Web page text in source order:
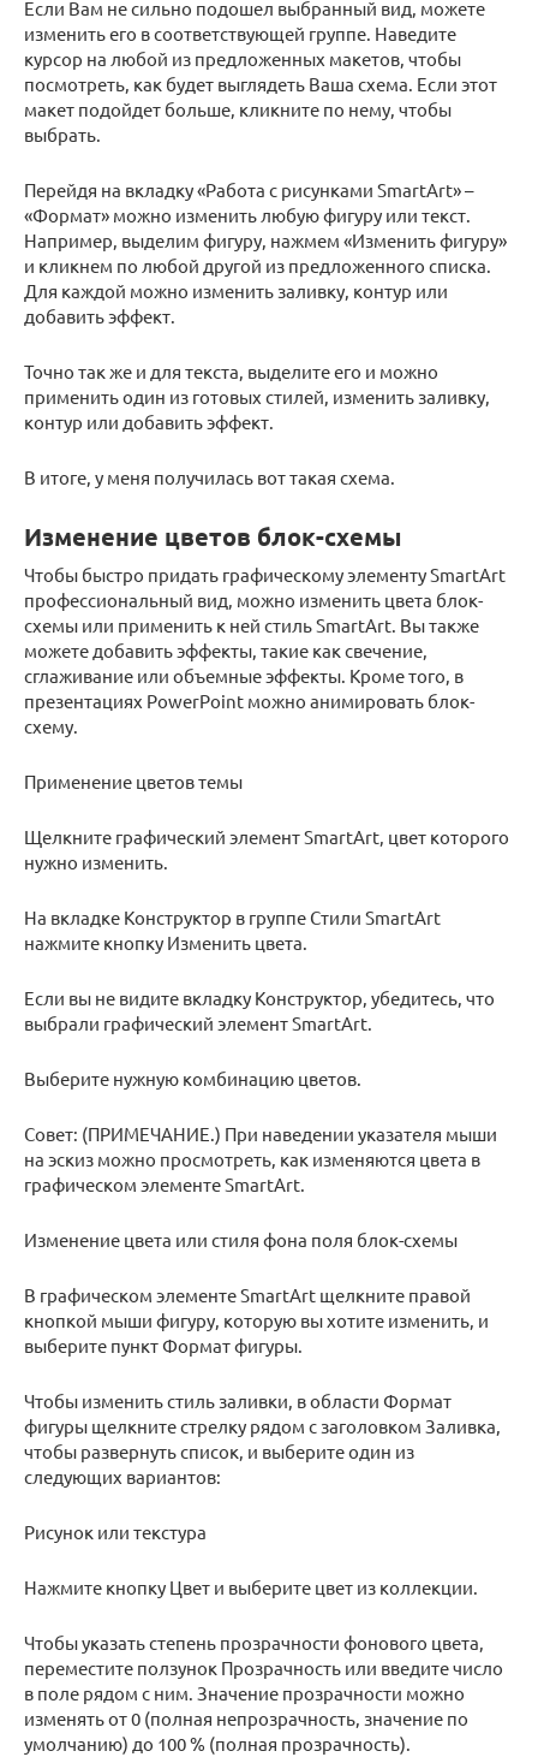
Если Вам не сильно подошел выбранный вид, можете
изменить его в соответствующей группе. Наведите
курсор на любой из предложенных макетов, чтобы
посмотреть, как будет выглядеть Ваша схема. Если этот
макет подойдет больше, кликните по нему, чтобы
выбрать.
Перейдя на вкладку «Работа с рисунками SmartArt» –
«Формат» можно изменить любую фигуру или текст.
Например, выделим фигуру, нажмем «Изменить фигуру»
и кликнем по любой другой из предложенного списка.
Для каждой можно изменить заливку, контур или
добавить эффект.
Точно так же и для текста, выделите его и можно
применить один из готовых стилей, изменить заливку,
контур или добавить эффект.
В итоге, у меня получилась вот такая схема.
Изменение цветов блок-схемы
Чтобы быстро придать графическому элементу SmartArt
профессиональный вид, можно изменить цвета блок-
схемы или применить к ней стиль SmartArt. Вы также
можете добавить эффекты, такие как свечение,
сглаживание или объемные эффекты. Кроме того, в
презентациях PowerPoint можно анимировать блок-
схему.
Применение цветов темы
Щелкните графический элемент SmartArt, цвет которого
нужно изменить.
На вкладке Конструктор в группе Стили SmartArt
нажмите кнопку Изменить цвета.
Если вы не видите вкладку Конструктор, убедитесь, что
выбрали графический элемент SmartArt.
Выберите нужную комбинацию цветов.
Совет: (ПРИМЕЧАНИЕ.) При наведении указателя мыши
на эскиз можно просмотреть, как изменяются цвета в
графическом элементе SmartArt.
Изменение цвета или стиля фона поля блок-схемы
В графическом элементе SmartArt щелкните правой
кнопкой мыши фигуру, которую вы хотите изменить, и
выберите пункт Формат фигуры.
Чтобы изменить стиль заливки, в области Формат
фигуры щелкните стрелку рядом с заголовком Заливка,
чтобы развернуть список, и выберите один из
следующих вариантов:
Рисунок или текстура
Нажмите кнопку Цвет и выберите цвет из коллекции.
Чтобы указать степень прозрачности фонового цвета,
переместите ползунок Прозрачность или введите число
в поле рядом с ним. Значение прозрачности можно
изменять от 0 (полная непрозрачность, значение по
умолчанию) до 100 % (полная прозрачность).